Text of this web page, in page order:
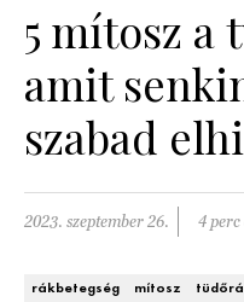
SZÉPSÉG
ÉLETMÓD
PÁRKAPCSOLAT
5 mítosz a
amit
szabad
2023. szeptember 26. 4 perc
rákbetegség mítosz